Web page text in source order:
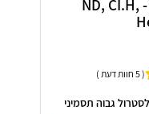
מייזנר
רפואת נשים
בבי"ח בילינסון